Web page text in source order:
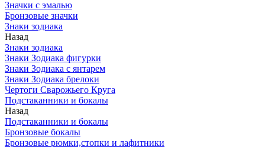
Значки с эмалью
Бронзовые значки
Знаки зодиака
Назад
Знаки зодиака
Знаки Зодиака фигурки
Знаки Зодиака с янтарем
Знаки Зодиака брелоки
Чертоги Сварожьего Круга
Подстаканники и бокалы
Назад
Подстаканники и бокалы
Бронзовые бокалы
Бронзовые рюмки,стопки и лафитники